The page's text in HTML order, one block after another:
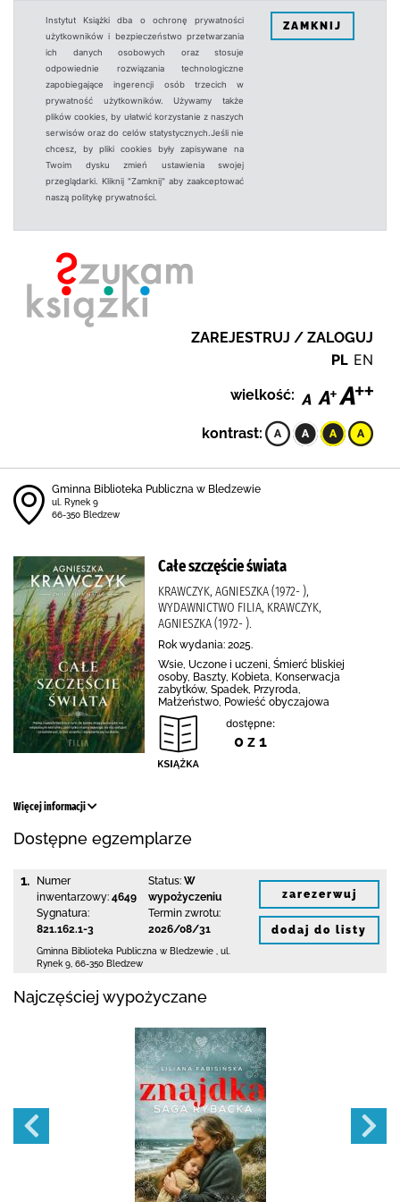
Instytut Książki dba o ochronę prywatności
użytkowników i bezpieczeństwo przetwarzania
ich danych osobowych oraz stosuje
odpowiednie rozwiązania technologiczne
zapobiegające ingerencji osób trzecich w
prywatność użytkowników. Używamy także
plików cookies, by ułatwić korzystanie z naszych
serwisów oraz do celów statystycznych.Jeśli nie
chcesz, by pliki cookies były zapisywane na
Twoim dysku zmień ustawienia swojej
przeglądarki. Kliknij "Zamknij" aby zaakceptować
naszą politykę prywatności.
ZAMKNIJ
ZAREJESTRUJ / ZALOGUJ
PL EN
wielkość:
kontrast:
Gminna Biblioteka Publiczna w Bledzewie
ul. Rynek 9
66-350 Bledzew
Całe szczęście świata
KRAWCZYK, AGNIESZKA (1972- ),
WYDAWNICTWO FILIA, KRAWCZYK,
AGNIESZKA (1972- ).
Rok wydania: 2025.
Wsie, Uczone i uczeni, Śmierć bliskiej
osoby, Baszty, Kobieta, Konserwacja
zabytków, Spadek, Przyroda,
Małżeństwo, Powieść obyczajowa
dostępne:
0 z 1
Więcej informacji
Dostępne egzemplarze
1.
Numer
inwentarzowy: 4649
Sygnatura:
821.162.1-3
Status: W
wypożyczeniu
Termin zwrotu:
2026/08/31
Gminna Biblioteka Publiczna w Bledzewie
ul.
Rynek 9 66-350 Bledzew
zarezerwuj
dodaj do listy
Najczęściej wypożyczane